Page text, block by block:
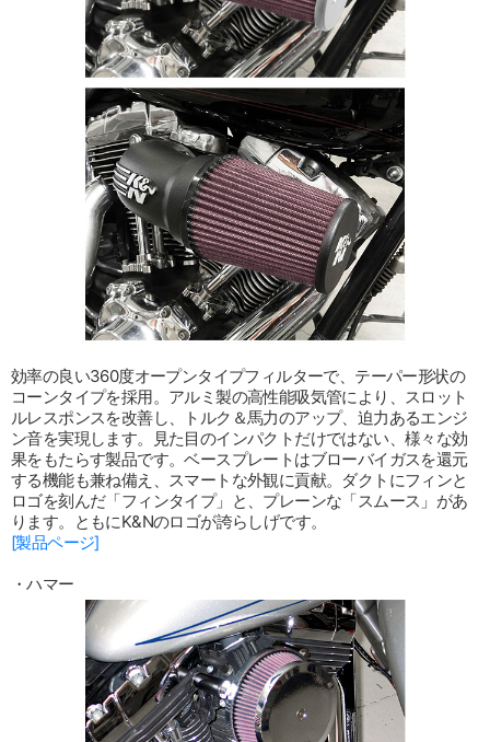
効率の良い360度オープンタイプフィルターで、テーパー形状の
コーンタイプを採用。アルミ製の高性能吸気管により、スロット
ルレスポンスを改善し、トルク＆馬力のアップ、迫力あるエンジ
ン音を実現します。見た目のインパクトだけではない、様々な効
果をもたらす製品です。ベースプレートはブローバイガスを還元
する機能も兼ね備え、スマートな外観に貢献。ダクトにフィンと
ロゴを刻んだ「フィンタイプ」と、プレーンな「スムース」があ
ります。ともにK&Nのロゴが誇らしげです。
[製品ページ]
・ハマー